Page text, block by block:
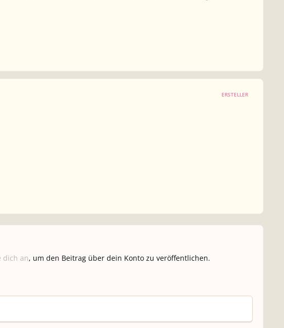
ERSTELLER
dich an, um den Beitrag über dein Konto zu veröffentlichen.